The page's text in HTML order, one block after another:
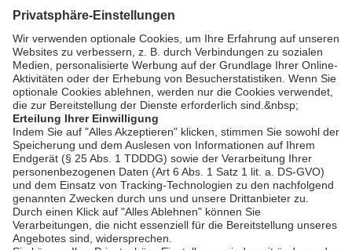
bookmark_border
4. Aug. 2026 29:50 Min.
SÜD-Journal vom Dienstag
4.08.2026